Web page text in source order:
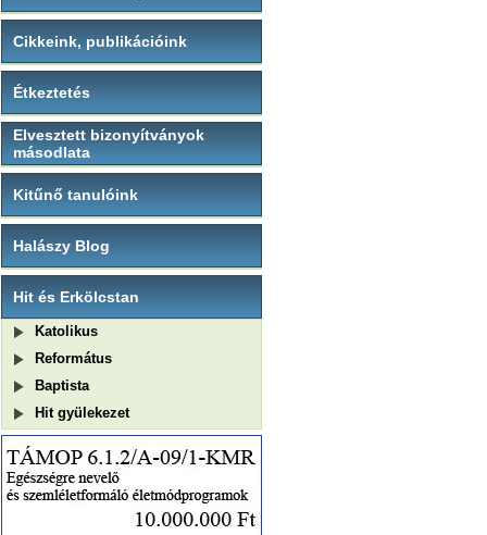
Cikkeink, publikációink
Étkeztetés
Elvesztett bizonyítványok
másodlata
Kitűnő tanulóink
Halászy Blog
Hit és Erkölcstan
Katolikus
Református
Baptista
Hit gyülekezet